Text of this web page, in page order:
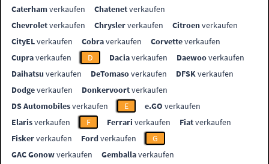
Caterhamverkaufen Chatenetverkaufen
Chevroletverkaufen Chryslerverkaufen Citroenverkaufen
CityELverkaufen Cobraverkaufen Corvetteverkaufen
Cupraverkaufen D Daciaverkaufen Daewooverkaufen
Daihatsu verkaufen DeTomasoverkaufen DFSKverkaufen
Dodgeverkaufen Donkervoortverkaufen
DS Automobilesverkaufen E e.GO verkaufen
Elarisverkaufen F Ferrari verkaufen Fiatverkaufen
Fiskerverkaufen Fordverkaufen
G
GAC Gonowverkaufen Gemballaverkaufen